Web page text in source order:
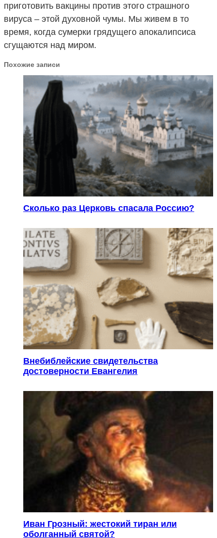
приготовить вакцины против этого страшного
вируса – этой духовной чумы. Мы живем в то
время, когда сумерки грядущего апокалипсиса
сгущаются над миром.
Похожие записи
Сколько раз Церковь спасала Россию?
Внебиблейские свидетельства
достоверности Евангелия
Иван Грозный: жестокий тиран или
оболганный святой?